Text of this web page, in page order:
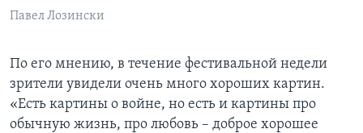
Павел Лозински
По его мнению, в течение фестивальной недели
зрители увидели очень много хороших картин.
«Есть картины о войне, но есть и картины про
обычную жизнь, про любовь – доброе хорошее